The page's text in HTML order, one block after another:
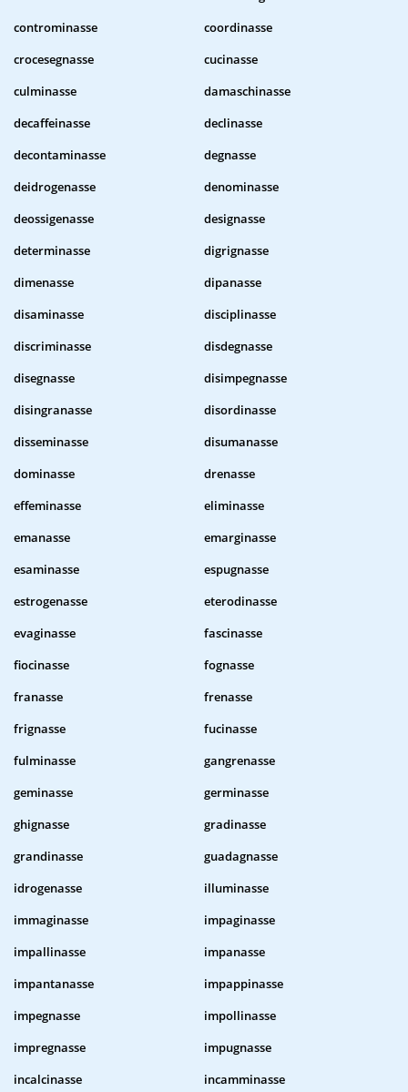
controminasse
coordinasse
crocesegnasse
cucinasse
culminasse
damaschinasse
decaffeinasse
declinasse
decontaminasse
degnasse
deidrogenasse
denominasse
deossigenasse
designasse
determinasse
digrignasse
dimenasse
dipanasse
disaminasse
disciplinasse
discriminasse
disdegnasse
disegnasse
disimpegnasse
disingranasse
disordinasse
disseminasse
disumanasse
dominasse
drenasse
effeminasse
eliminasse
emanasse
emarginasse
esaminasse
espugnasse
estrogenasse
eterodinasse
evaginasse
fascinasse
fiocinasse
fognasse
franasse
frenasse
frignasse
fucinasse
fulminasse
gangrenasse
geminasse
germinasse
ghignasse
gradinasse
grandinasse
guadagnasse
idrogenasse
illuminasse
immaginasse
impaginasse
impallinasse
impanasse
impantanasse
impappinasse
impegnasse
impollinasse
impregnasse
impugnasse
incalcinasse
incamminasse